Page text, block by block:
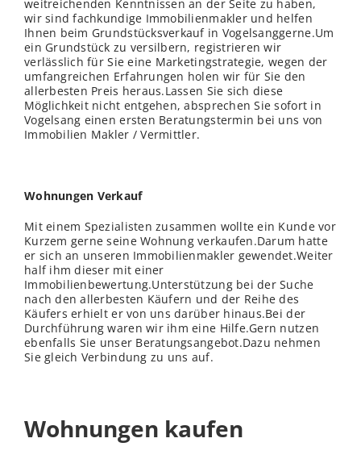
weitreichenden Kenntnissen an der Seite zu haben,
wir sind fachkundige Immobilienmakler und helfen
Ihnen beim Grundstücksverkauf in Vogelsanggerne.Um
ein Grundstück zu versilbern, registrieren wir
verlässlich für Sie eine Marketingstrategie, wegen der
umfangreichen Erfahrungen holen wir für Sie den
allerbesten Preis heraus.Lassen Sie sich diese
Möglichkeit nicht entgehen, absprechen Sie sofort in
Vogelsang einen ersten Beratungstermin bei uns von
Immobilien Makler / Vermittler.
Wohnungen Verkauf
Mit einem Spezialisten zusammen wollte ein Kunde vor
Kurzem gerne seine Wohnung verkaufen.Darum hatte
er sich an unseren Immobilienmakler gewendet.Weiter
half ihm dieser mit einer
Immobilienbewertung.Unterstützung bei der Suche
nach den allerbesten Käufern und der Reihe des
Käufers erhielt er von uns darüber hinaus.Bei der
Durchführung waren wir ihm eine Hilfe.Gern nutzen
ebenfalls Sie unser Beratungsangebot.Dazu nehmen
Sie gleich Verbindung zu uns auf.
Wohnungen kaufen